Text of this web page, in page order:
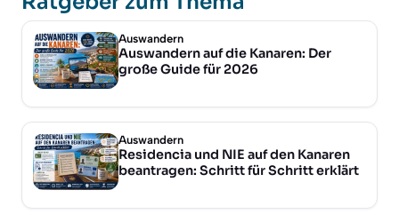
Auswandern
Auswandern auf die Kanaren: Der
große Guide für 2026
Auswandern
Residencia und NIE auf den Kanaren
beantragen: Schritt für Schritt erklärt